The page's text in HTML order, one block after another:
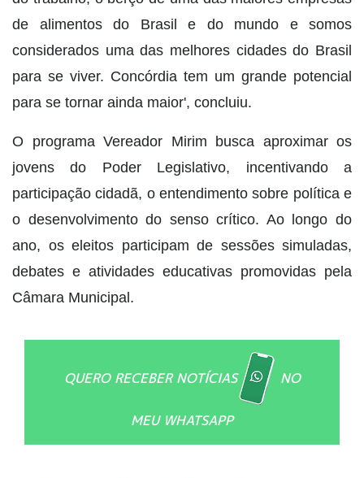
de alimentos do Brasil e do mundo e somos
considerados uma das melhores cidades do Brasil
para se viver. Concórdia tem um grande potencial
para se tornar ainda maior', concluiu.
O programa Vereador Mirim busca aproximar os
jovens do Poder Legislativo, incentivando a
participação cidadã, o entendimento sobre política e
o desenvolvimento do senso crítico. Ao longo do
ano, os eleitos participam de sessões simuladas,
debates e atividades educativas promovidas pela
Câmara Municipal.
QUERO RECEBER NOTÍCIAS NO
MEU WHATSAPP